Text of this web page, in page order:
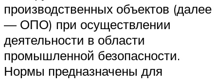
производственных объектов (далее
— ОПО) при осуществлении
деятельности в области
промышленной безопасности.
Нормы предназначены для